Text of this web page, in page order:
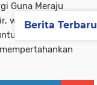
Guna Meraju
wawaan
membantu
Berita Terbaru